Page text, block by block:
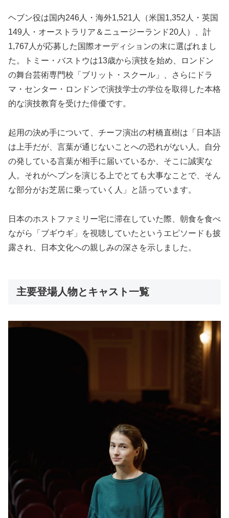
ヘブン役は国内246人・海外1,521人（米国1,352人・英国
149人・オーストラリア＆ニュージーランド20人）、計
1,767人が応募した国際オーディションの末に選ばれまし
た。トミー・バストウは13歳から演技を始め、ロンドン
の舞台芸術専門校「ブリット・スクール」、さらにドラ
マ・センター・ロンドンで演技学士の学位を取得した本格
的な演技教育を受けた俳優です。
起用の決め手について、チーフ演出の村橋直樹は「日本語
は上手だが、言葉が通じないことへの恐れがない人。自分
の発している言葉が相手に届いているか、そこに誠実な
人。それがヘブンを演じる上でとても大事なことで、そん
な部分がお芝居に乗っていく人」と語っています。
日本のホストファミリー宅に滞在していた際、朝食を食べ
ながら「ブギウギ」を視聴していたというエピソードも披
露され、日本文化への親しみの深さを示しました。
主要登場人物とキャスト一覧